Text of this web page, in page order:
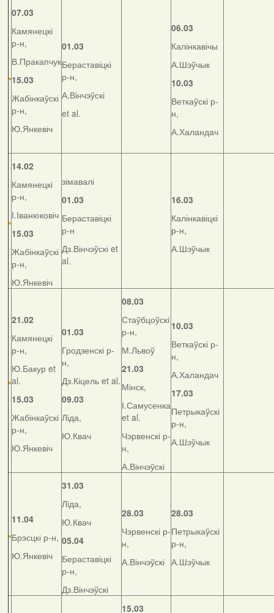
07.03
Камянецкі
р-н,
В.Пракапчук
15.03
Жабінкаўскі
р-н,
Ю.Янкевіч
01.03
Бераставіцкі
р-н,
А.Вінчэўскі
et al.
06.03
Калінкавічы
А.Шэўчык
10.03
Веткаўскі р-
н,
А.Халандач
14.02
Камянецкі
р-н,
І.Іванюковіч
15.03
Жабінкаўскі
р-н,
Ю.Янкевіч
зімавалі
01.03
Бераставіцкі
р-н
Дз.Вінчэўскі et
al.
16.03
Калінкавіцкі
р-н,
А.Шэўчык
21.02
Камянецкі
р-н,
Ю.Бакур et
al.
15.03
Жабінкаўскі
р-н,
Ю.Янкевіч
01.03
Гродзенскі р-
н,
Дз.Кіцель et al.
09.03
Ліда,
Ю.Квач
08.03
Стаўбцоўскі
р-н,
М.Львоў
21.03
Мінск,
І.Самусенка
et al.
Чэрвенскі р-
н,
А.Вінчэўскі
10.03
Веткаўскі р-
н,
А.Халандач
17.03
Петрыкаўскі
р-н,
А.Шэўчык
11.04
Брэсцкі р-н,
Ю.Янкевіч
31.03
Ліда,
Ю.Квач
05.04
Бераставіцкі
р-н,
Дз.Вінчэўскі
28.03
Чэрвенскі р-
н,
А.Вінчэўскі
28.03
Петрыкаўскі
р-н,
А.Шэўчык
15.03